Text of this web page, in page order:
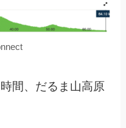
間、だるま山高原